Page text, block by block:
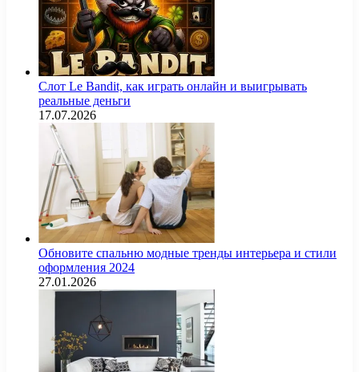
Слот Le Bandit, как играть онлайн и выигрывать
реальные деньги
17.07.2026
Обновите спальню модные тренды интерьера и стили
оформления 2024
27.01.2026